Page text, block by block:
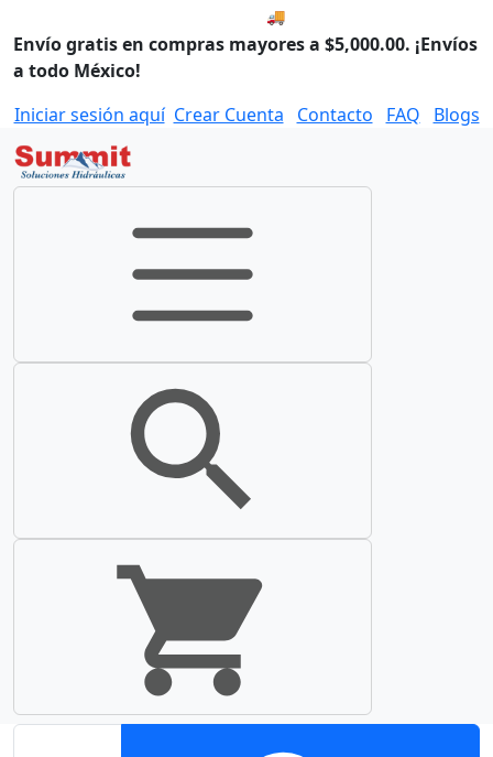
🚚 Envío el Lunes, 10 de
Envío gratis en compras mayores a $5,000.00. ¡Envíos
a todo México!
Iniciar sesión aquí Crear Cuenta Contacto FAQ Blogs